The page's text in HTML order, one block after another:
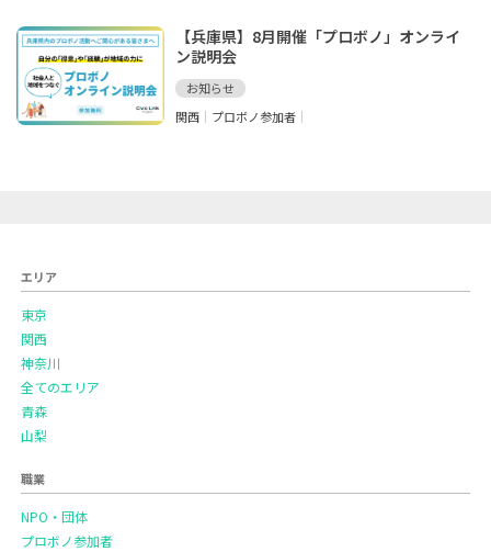
【兵庫県】8月開催「プロボノ」オンライ
ン説明会
お知らせ
関西
プロボノ参加者
エリア
東京
関西
神奈川
全てのエリア
青森
山梨
職業
NPO・団体
プロボノ参加者